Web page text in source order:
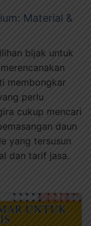
Material &
bijak untuk
membongkar
perlu
cukup mencari
daun
yang tersusun
dan tarif jasa.